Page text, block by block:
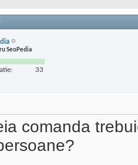
SeoPedia
33
comanda